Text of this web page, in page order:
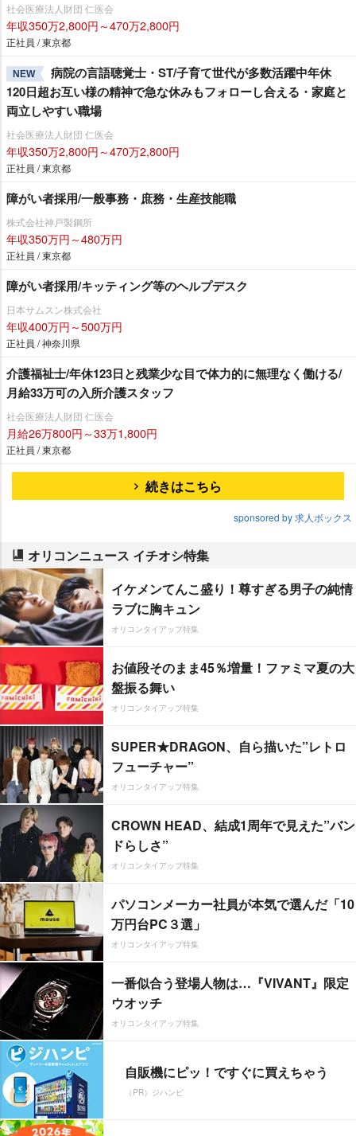
社会医療法人財団 仁医会
年収350万2,800円～470万2,800円
正社員 / 東京都
NEW
病院の言語聴覚士・ST/子育て世代が多数活躍中年休
120日超お互い様の精神で急な休みもフォローし合える・家庭と
両立しやすい職場
社会医療法人財団 仁医会
年収350万2,800円～470万2,800円
正社員 / 東京都
障がい者採用/一般事務・庶務・生産技能職
株式会社神戸製鋼所
年収350万円～480万円
正社員 / 東京都
障がい者採用/キッティング等のヘルプデスク
日本サムスン株式会社
年収400万円～500万円
正社員 / 神奈川県
介護福祉士/年休123日と残業少な目で体力的に無理なく働ける/
月給33万可の入所介護スタッフ
社会医療法人財団 仁医会
月給26万800円～33万1,800円
正社員 / 東京都
続きはこちら
sponsored by 求人ボックス
オリコンニュース イチオシ特集
イケメンてんこ盛り！尊すぎる男子の純情
ラブに胸キュン
オリコンタイアップ特集
お値段そのまま45％増量！ファミマ夏の大
盤振る舞い
オリコンタイアップ特集
SUPER★DRAGON、自ら描いた”レトロ
フューチャー”
オリコンタイアップ特集
CROWN HEAD、結成1周年で見えた”バン
ドらしさ”
オリコンタイアップ特集
パソコンメーカー社員が本気で選んだ「10
万円台PC３選」
オリコンタイアップ特集
一番似合う登場人物は…『VIVANT』限定
ウオッチ
オリコンタイアップ特集
自販機にピッ！ですぐに買えちゃう
（PR）ジハンピ